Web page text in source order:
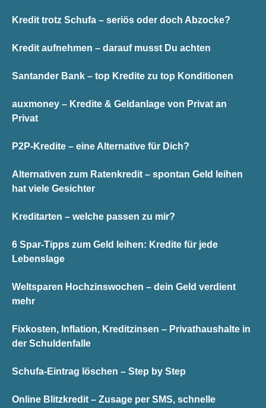
Kredit trotz Schufa – seriös oder doch Abzocke?
Kredit aufnehmen – darauf musst Du achten
Santander Bank – top Kredite zu top Konditionen
auxmoney – Kredite & Geldanlage von Privat an
Privat
P2P-Kredite – eine Alternative für Dich?
Alternativen zum Ratenkredit – spontan Geld leihen
hat viele Gesichter
Kreditarten – welche passen zu mir?
6 Spar-Tipps zum Geld leihen: Kredite für jede
Lebenslage
Weltsparen Hochzinswochen – dein Geld verdient
mehr
Fixkosten, Inflation, Kreditzinsen – Privathaushalte in
der Schuldenfalle
Schufa-Eintrag löschen – Step by Step
Online Blitzkredit – Zusage per SMS, schnelle